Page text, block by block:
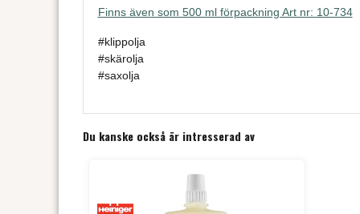
Finns även som 500 ml förpackning Art nr: 10-734
#klippolja
#skärolja
#saxolja
Du kanske också är intresserad av